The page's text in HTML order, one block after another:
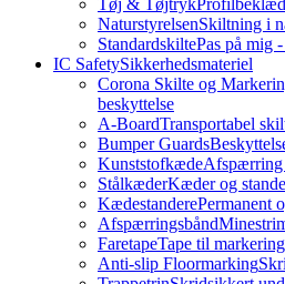
Tøj & Tøjtryk
NaturstyrelsenSkiltning i
StandardskiltePas på mig
IC SafetySikkerhedsmateriel
Corona Skilte og
beskyttelse
A-BoardTransportabel
Bumper Guards
Kunststofkæde
StålkæderKæder og
KædestanderePermanent
Afspærringsbånd
FaretapeTape til
Anti-slip Floormarking